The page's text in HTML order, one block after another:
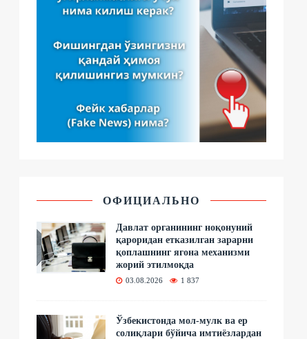
ОФИЦИАЛЬНО
Давлат органининг ноқонуний
қароридан етказилган зарарни
қоплашнинг ягона механизми
жорий этилмоқда
03.08.2026 1 837
Ўзбекистонда мол-мулк ва ер
солиқлари бўйича имтиёзлардан